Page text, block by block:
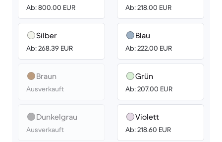
Ab: 800.00 EUR
Silber
Ab: 268.39 EUR
Braun
Ausverkauft
Dunkelgrau
Ausverkauft
Ab: 218.00 EUR
Blau
Ab: 222.00 EUR
Grün
Ab: 207.00 EUR
Violett
Ab: 218.60 EUR